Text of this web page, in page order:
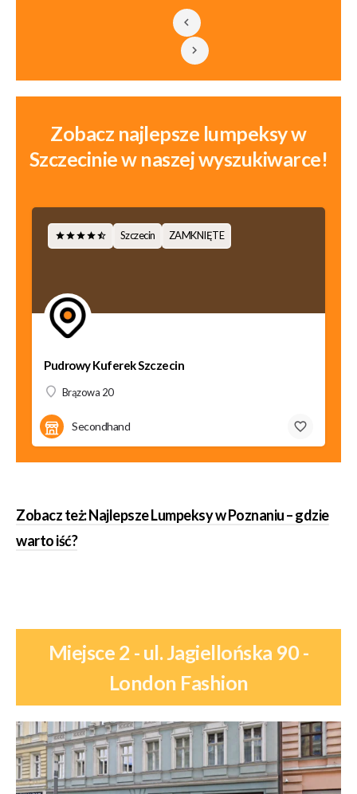
Zobacz najlepsze lumpeksy w
Szczecinie w naszej wyszukiwarce!
Pudrowy Kuferek Szczecin
Brązowa 20
Szczecin ZAMKNIĘTE
Secondhand
Zobacz też: Najlepsze Lumpeksy w Poznaniu – gdzie
warto iść?
Miejsce 2 - ul. Jagiellońska 90 -
London Fashion